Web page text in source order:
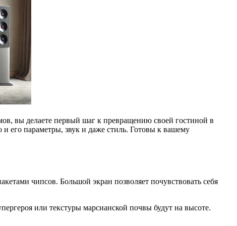
вы делаете первый шаг к превращению своей гостиной в
его параметры, звук и даже стиль. Готовы к вашему
чипсов. Большой экран позволяет почувствовать себя
или текстуры марсианской почвы будут на высоте.